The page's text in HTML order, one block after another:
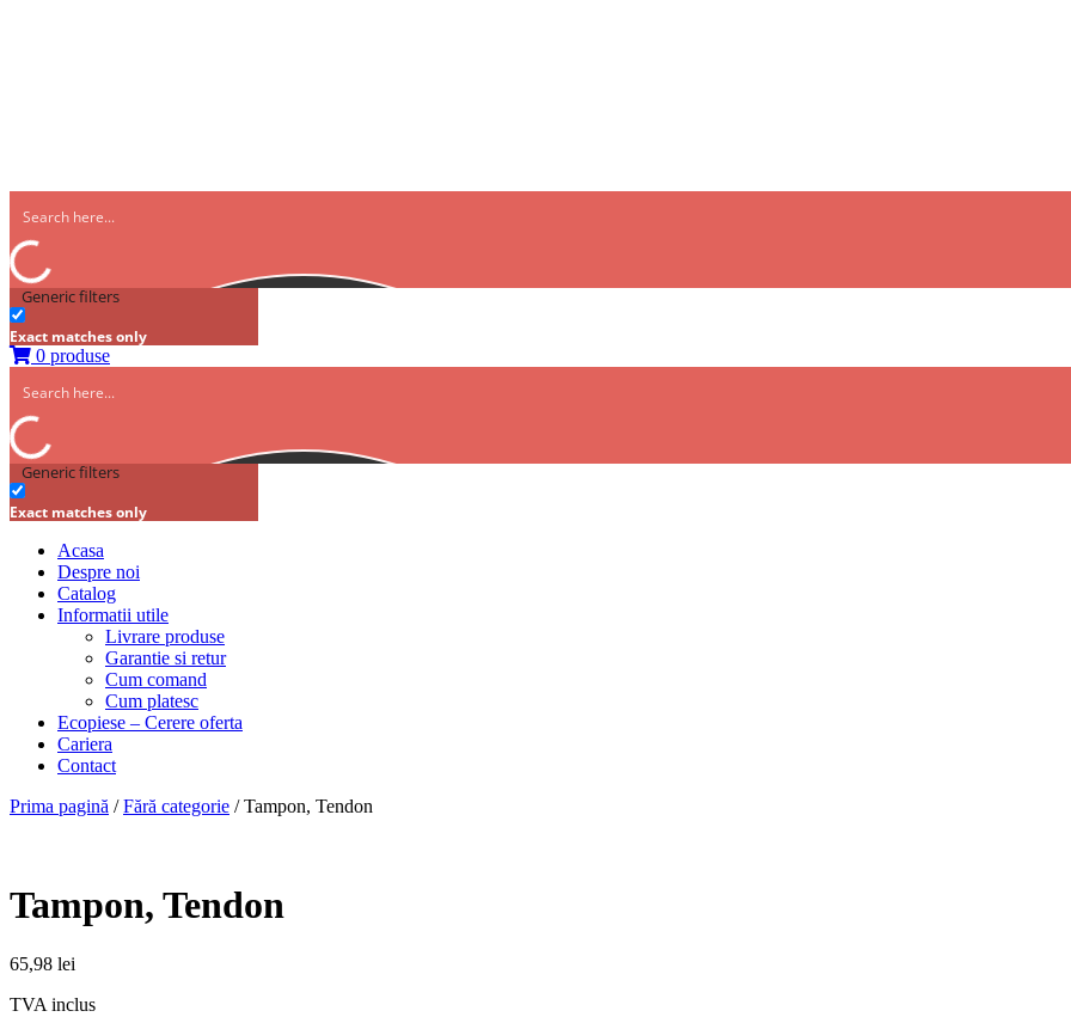
Generic filters
Exact matches only
0 produse
Generic filters
Exact matches only
Acasa
Despre noi
Catalog
Informatii utile
Livrare produse
Garantie si retur
Cum comand
Cum platesc
Ecopiese – Cerere oferta
Cariera
Contact
Prima pagină /Fără categorie / Tampon, Tendon
Tampon, Tendon
65,98 lei
TVA inclus